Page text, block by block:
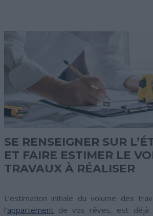
SE RENSEIGNER SUR
ET FAIRE ESTIMER LE
TRAVAUX À RÉALISER
L’estimation initiale du volume des
l’appartement de vos rêves, est déjà